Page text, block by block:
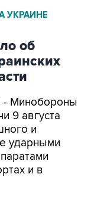
УКРАИНЕ
об
- Минобороны
9 августа
и
ударными
и в